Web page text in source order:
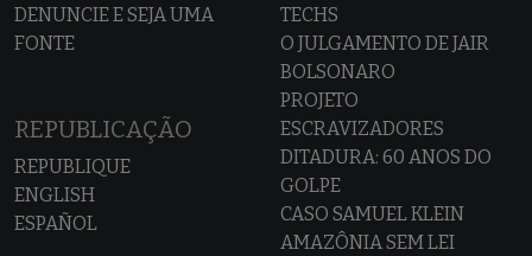
DENUNCIE E SEJA UMA
FONTE
REPUBLICAÇÃO
REPUBLIQUE
ENGLISH
ESPAÑOL
TECHS
O JULGAMENTO DE JAIR
BOLSONARO
PROJETO
ESCRAVIZADORES
DITADURA: 60 ANOS DO
GOLPE
CASO SAMUEL KLEIN
AMAZÔNIA SEM LEI